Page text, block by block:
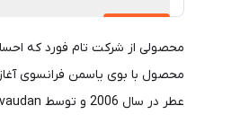
محصولی از شرکت تام فورد که
محصول با بوی یاسمن فرانسوی
عطر در سال 2006 و توسط Givaudan تولید و معرفی شد.